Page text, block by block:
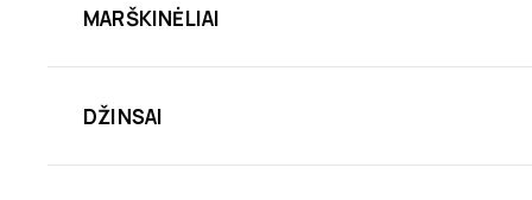
MARŠKINĖLIAI
DŽINSAI